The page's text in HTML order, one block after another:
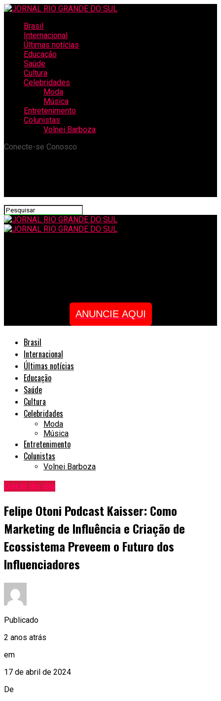
Brasil
Internacional
Últimas notícias
Educação
Saúde
Cultura
Celebridades
Moda
Música
Entretenimento
Colunistas
Volnei Barboza
Conecte-se Conosco
ANUNCIE AQUI
Brasil
Internacional
Últimas notícias
Educação
Saúde
Cultura
Celebridades
Moda
Música
Entretenimento
Colunistas
Volnei Barboza
Geral do dia
Felipe Otoni Podcast Kaisser: Como
Marketing de Influência e Criação de
Ecossistema Preveem o Futuro dos
Influenciadores
Publicado
2 anos atrás
em
17 de abril de 2024
De